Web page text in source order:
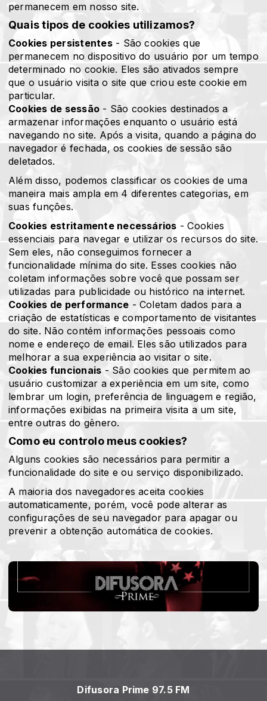
permanecem em nosso site.
Quais tipos de cookies utilizamos?
Cookies persistentes- São cookies que
permanecem no dispositivo do usuário por um tempo
determinado no cookie. Eles são ativados sempre
que o usuário visita o site que criou este cookie em
particular.
Cookies de sessão - São cookies destinados a
armazenar informações enquanto o usuário está
navegando no site. Após a visita, quando a página do
navegador é fechada, os cookies de sessão são
deletados.
Além disso, podemos classificar os cookies de uma
maneira mais ampla em 4 diferentes categorias, em
suas funções.
Cookies estritamente necessários - Cookies
essenciais para navegar e utilizar os recursos do site.
Sem eles, não conseguimos fornecer a
funcionalidade mínima do site. Esses cookies não
coletam informações sobre você que possam ser
utilizadas para publicidade ou histórico na internet.
Cookies de performance - Coletam dados para a
criação de estatísticas e comportamento de visitantes
do site. Não contém informações pessoais como
nome e endereço de email. Eles são utilizados para
melhorar a sua experiência ao visitar o site.
Cookies funcionais - São cookies que permitem ao
usuário customizar a experiência em um site, como
lembrar um login, preferência de linguagem e região,
informações exibidas na primeira visita a um site,
entre outras do gênero.
Como eu controlo meus cookies?
Alguns cookies são necessários para permitir a
funcionalidade do site e ou serviço disponibilizado.
A maioria dos navegadores aceita cookies
automaticamente, porém, você pode alterar as
configurações de seu navegador para apagar ou
prevenir a obtenção automática de cookies.
Difusora Prime 97.5 FM